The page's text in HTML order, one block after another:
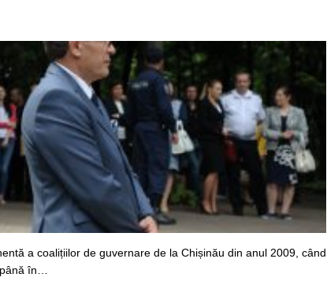
a coalițiilor de guvernare de la Chișinău din anul 2009, când
până în…